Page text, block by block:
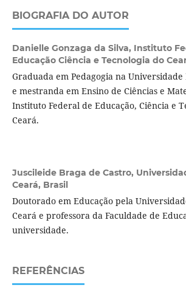
BIOGRAFIA DO AUTOR
Danielle Gonzaga da Silva, Instituto
Educação Ciência e Tecnologia do
Graduada em Pedagogia na Universidade
e mestranda em Ensino de Ciências e
Instituto Federal de Educação, Ciência e
Ceará.
Juscileide Braga de Castro,
Ceará, Brasil
Doutorado em Educação pela
Ceará e professora da Faculdade de
universidade.
REFERÊNCIAS